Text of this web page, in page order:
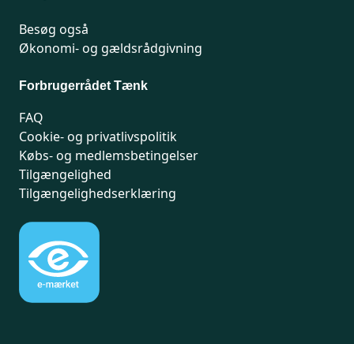
Besøg også
Økonomi- og gældsrådgivning
Forbrugerrådet Tænk
FAQ
Cookie- og privatlivspolitik
Købs- og medlemsbetingelser
Tilgængelighed
Tilgængelighedserklæring